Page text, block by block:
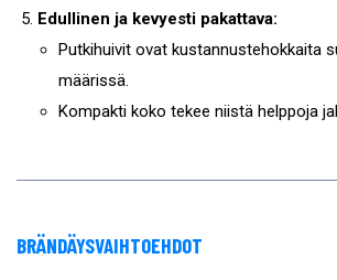
Edullinen ja kevyesti pakattava:
Putkihuivit ovat kustannustehokkaita
määrissä.
Kompakti koko tekee niistä helppoja
BRÄNDÄYSVAIHTOEHDOT